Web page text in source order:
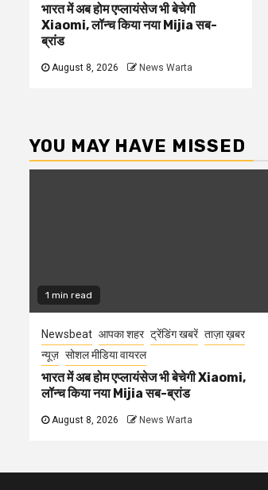
भारत में अब होम एप्लायंसेज भी बेचेगी
Xiaomi, लॉन्च किया नया Mijia सब-
ब्रांड
August 8, 2026 News Warta
YOU MAY HAVE MISSED
1 min read
Newsbeat आपका शहर ट्रेंडिंग खबरें ताज़ा ख़बर
न्यूज़ सोशल मीडिया वायरल
भारत में अब होम एप्लायंसेज भी बेचेगी Xiaomi,
लॉन्च किया नया Mijia सब-ब्रांड
August 8, 2026 News Warta